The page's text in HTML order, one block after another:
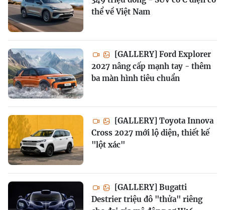
thể về Việt Nam
[GALLERY] Ford Explorer
2027 nâng cấp mạnh tay - thêm
ba màn hình tiêu chuẩn
[GALLERY] Toyota Innova
Cross 2027 mới lộ diện, thiết kế
"lột xác"
[GALLERY] Bugatti
Destrier triệu đô "thửa" riêng